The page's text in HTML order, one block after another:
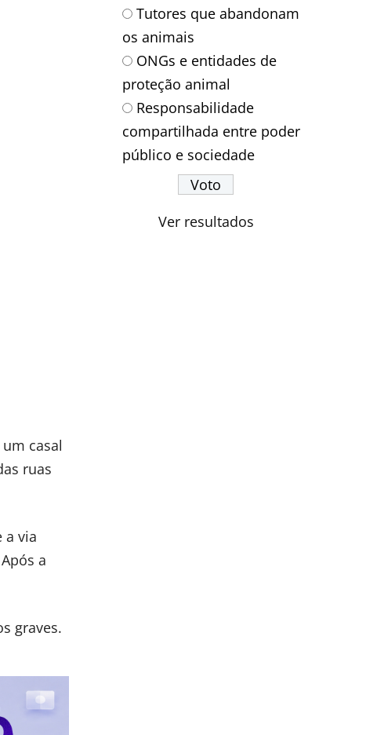
casal
ruas
a via
a
graves.
Tutores que abandonam
os animais
ONGs e entidades de
proteção animal
Responsabilidade
compartilhada entre poder
público e sociedade
Ver resultados